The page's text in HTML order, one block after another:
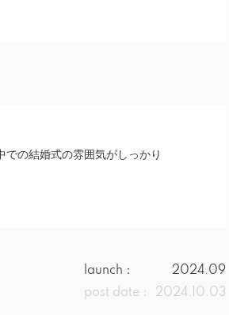
の結婚式の雰囲気がしっかり
launch：
2024.09
post date：
2024.10.03